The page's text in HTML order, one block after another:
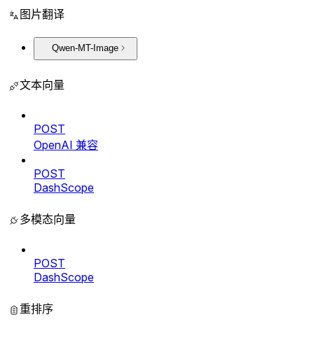
图片翻译
Qwen-MT-Image
文本向量
POST
OpenAI 兼容
POST
DashScope
多模态向量
POST
DashScope
重排序